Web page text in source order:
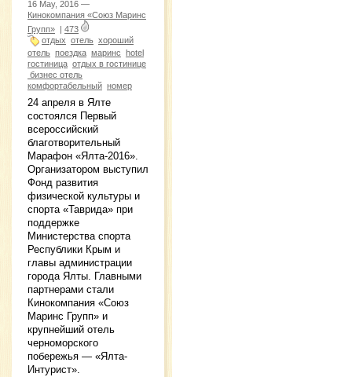
16 May, 2016 —
Кинокомпания «Союз Маринс
Групп» | 473
отдых отель хороший
отель поездка маринс hotel
гостиница отдых в гостинице
бизнес отель
комфортабельный номер
24 апреля в Ялте
состоялся Первый
всероссийский
благотворительный
Марафон «Ялта-2016».
Организатором выступил
Фонд развития
физической культуры и
спорта «Таврида» при
поддержке
Министерства спорта
Республики Крым и
главы администрации
города Ялты. Главными
партнерами стали
Кинокомпания «Союз
Маринс Групп» и
крупнейший отель
черноморского
побережья — «Ялта-
Интурист».